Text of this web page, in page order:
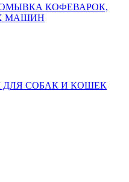
КОФЕВАРОК,
МАШИН
СОБАК И КОШЕК